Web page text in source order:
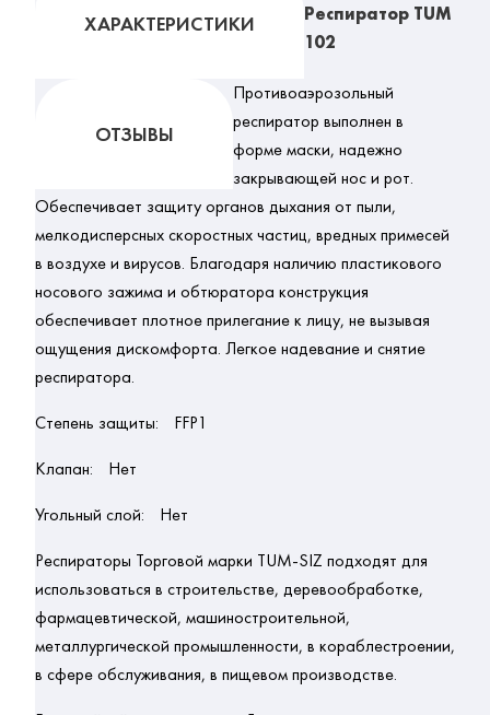
ХАРАКТЕРИСТИКИ
ОТЗЫВЫ
Респиратор TUM
102
Противоаэрозольный
респиратор выполнен в
форме маски, надежно
закрывающей нос и рот.
Обеспечивает защиту органов дыхания от пыли,
мелкодисперсных скоростных частиц, вредных примесей
в воздухе и вирусов. Благодаря наличию пластикового
носового зажима и обтюратора конструкция
обеспечивает плотное прилегание к лицу, не вызывая
ощущения дискомфорта. Легкое надевание и снятие
респиратора.
Степень защиты:
FFP1
Клапан:
Нет
Угольный слой:
Нет
Респираторы Торговой марки TUM-SIZ подходят для
использоваться в строительстве, деревообработке,
фармацевтической, машиностроительной,
металлургической промышленности, в кораблестроении,
в сфере обслуживания, в пищевом производстве.